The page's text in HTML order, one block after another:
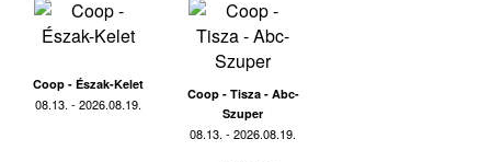
Coop - Észak-Kelet
08.13. - 2026.08.19.
Coop - Tisza - Abc-
Szuper
08.13. - 2026.08.19.